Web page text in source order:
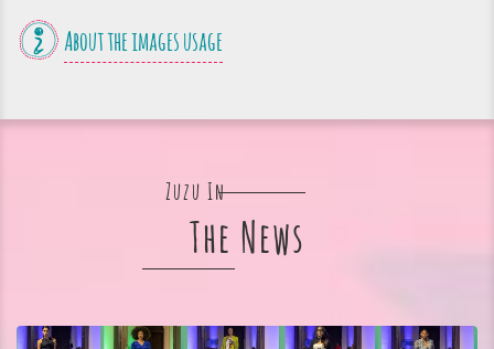
About the images usage
Zuzu In
The News